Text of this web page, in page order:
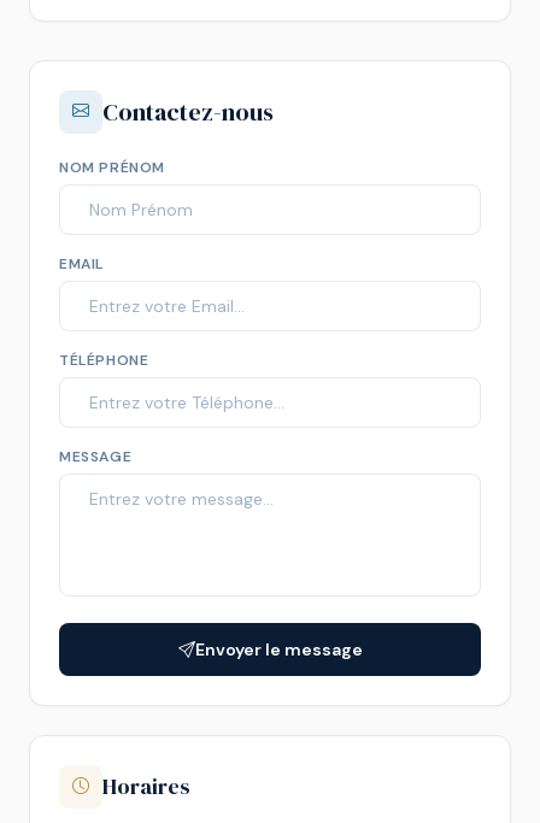
Contactez-nous
NOM PRÉNOM
EMAIL
TÉLÉPHONE
MESSAGE
Envoyer le message
Horaires